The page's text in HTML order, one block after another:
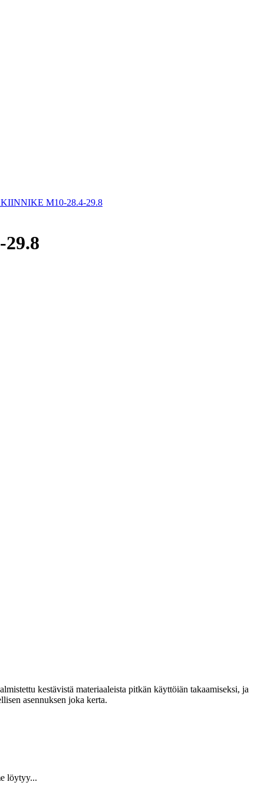
M10-28.4-29.8
kestävistä materiaaleista pitkän käyttöiän takaamiseksi, ja
asennuksen joka kerta.
löytyy...